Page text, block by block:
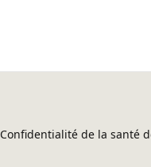
Confidentialité de la santé